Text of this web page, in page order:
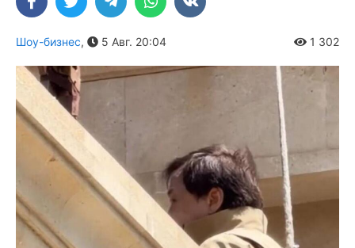
Шоу-бизнес, 5 Авг. 20:04 1 302